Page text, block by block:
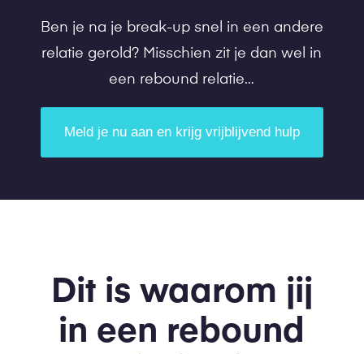
Ben je na je break-up snel in een andere
relatie gerold? Misschien zit je dan wel in
een rebound relatie…
Meld je nu aan en krijg vrijblijvend hulp
Dit is waarom jij
in een rebound